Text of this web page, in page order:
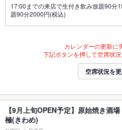
17:00までの来店で生付き飲み放題90分
題90分2000円(税込)
カレンダーの更新に
下記ボタンを押して空席状況
空席状況を
【9月上旬OPEN予定】原始焼き
極(きわめ)